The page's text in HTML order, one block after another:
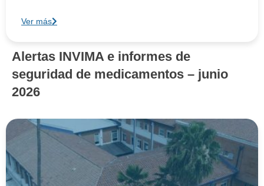
Ver más
Alertas INVIMA e informes de
seguridad de medicamentos – junio
2026